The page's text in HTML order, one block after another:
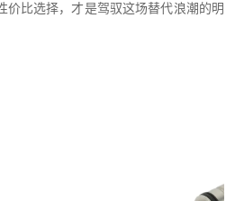
价比选择，才是驾驭这场替代浪潮的明